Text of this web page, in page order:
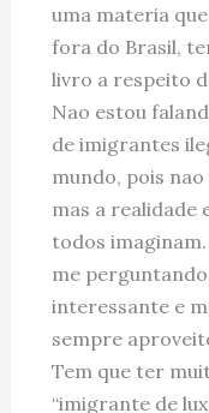
uma materia
fora do Brasil,
livro a respeito
Nao estou
de imigrantes
mundo, pois
mas a realidade
todos
me
interessante e
sempre
Tem que ter
“imigrante de